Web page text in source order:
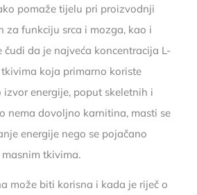
pomaže tijelu pri proizvodnji
za funkciju srca i mozga, kao i
čudi da je najveća koncentracija L-
koja primarno koriste
izvor energije, poput skeletnih i
nema dovoljno karnitina, masti se
energije nego se pojačano
tkivima.
može biti korisna i kada je riječ o